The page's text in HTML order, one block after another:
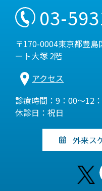
03-
〒170-0004東京都豊
ート大塚 2階
アクセス
診療時間：9：00～12
休診日：祝日
外来ス